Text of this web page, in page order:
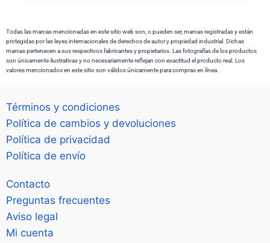
Todas las marcas mencionadas en este sitio web son, o pueden ser, marcas registradas y están
protegidas por las leyes internacionales de derechos de autor y propiedad industrial. Dichas
marcas pertenecen a sus respectivos fabricantes y propietarios. Las fotografías de los productos
son únicamente ilustrativas y no necesariamente reflejan con exactitud el producto real. Los
valores mencionados en este sitio son válidos únicamente para compras en línea.
Términos y condiciones
Política de cambios y devoluciones
Política de privacidad
Política de envío
Contacto
Preguntas frecuentes
Aviso legal
Mi cuenta